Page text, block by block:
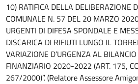
10) RATIFICA DELLA DELIBERAZIONE
COMUNALE N. 57 DEL 20 MARZO
URGENTI DI DIFESA SPONDALE E
DISCARICA DI RIFIUTI LUNGO IL
VARIAZIONE D’URGENZA AL
FINANZIARIO 2020-2022 (ART. 175,
267/2000)”. (Relatore Assessore